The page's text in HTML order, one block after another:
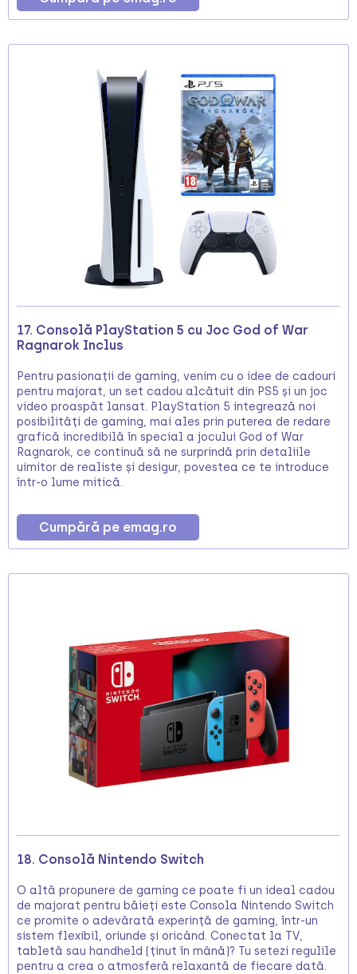
17. Consolă PlayStation 5 cu Joc God of War
Ragnarok Inclus
Pentru pasionații de gaming, venim cu o idee de cadouri
pentru majorat, un set cadou alcătuit din PS5 și un joc
video proaspăt lansat. PlayStation 5 integrează noi
posibilități de gaming, mai ales prin puterea de redare
grafică incredibilă în special a jocului God of War
Ragnarok, ce continuă să ne surprindă prin detaliile
uimitor de realiste și desigur, povestea ce te introduce
într-o lume mitică.
Cumpără pe emag.ro
18. Consolă Nintendo Switch
O altă propunere de gaming ce poate fi un ideal cadou
de majorat pentru băieți este Consola Nintendo Switch
ce promite o adevărată experință de gaming, într-un
sistem flexibil, oriunde și oricând. Conectat la TV,
tabletă sau handheld (ținut în mână)? Tu setezi regulile
pentru a crea o atmosferă relaxantă de fiecare dată.